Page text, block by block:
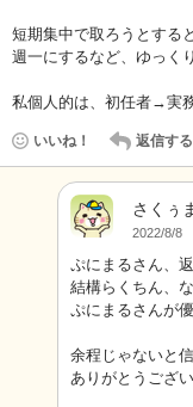
短期集中で取ろうとする
週一にするなど、ゆっく
私個人的は、初任者→実
いいね！ 返信する
さくぅ
2022/8/8
ぷにまるさん、
結構らくちん、
ぷにまるさんが
余程じゃないと
ありがとうござ